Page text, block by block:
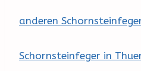
anderen
Schornsteinfeger in